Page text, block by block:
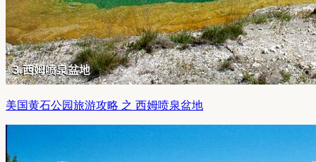
美国黄石公园旅游攻略 之 西姆喷泉盆地